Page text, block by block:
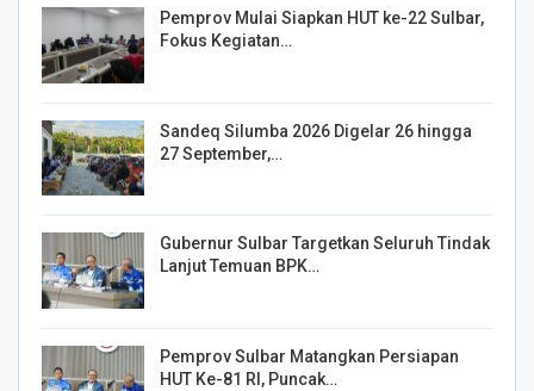
Pemprov Mulai Siapkan HUT ke-22 Sulbar,
Fokus Kegiatan…
Sandeq Silumba 2026 Digelar 26 hingga
27 September,…
Gubernur Sulbar Targetkan Seluruh Tindak
Lanjut Temuan BPK…
Pemprov Sulbar Matangkan Persiapan
HUT Ke-81 RI, Puncak…